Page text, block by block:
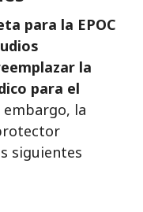
para la EPOC
la
para el
embargo, la
siguientes